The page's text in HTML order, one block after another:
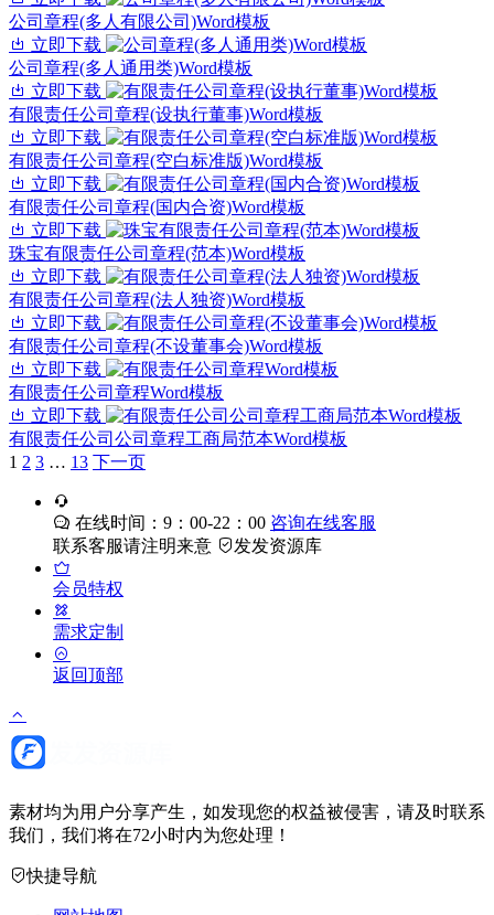
公司章程(多人有限公司)Word模板
立即下载
公司章程(多人通用类)Word模板
立即下载
有限责任公司章程(设执行董事)Word模板
立即下载
有限责任公司章程(空白标准版)Word模板
立即下载
有限责任公司章程(国内合资)Word模板
立即下载
珠宝有限责任公司章程(范本)Word模板
立即下载
有限责任公司章程(法人独资)Word模板
立即下载
有限责任公司章程(不设董事会)Word模板
立即下载
有限责任公司章程Word模板
立即下载
有限责任公司公司章程工商局范本Word模板
1 2 3 … 13 下一页
在线时间：9：00-22：00 咨询在线客服
联系客服请注明来意
发发资源库
会员特权
需求定制
返回顶部
素材均为用户分享产生，如发现您的权益被侵害，请及时联系
我们，我们将在72小时内为您处理！
快捷导航